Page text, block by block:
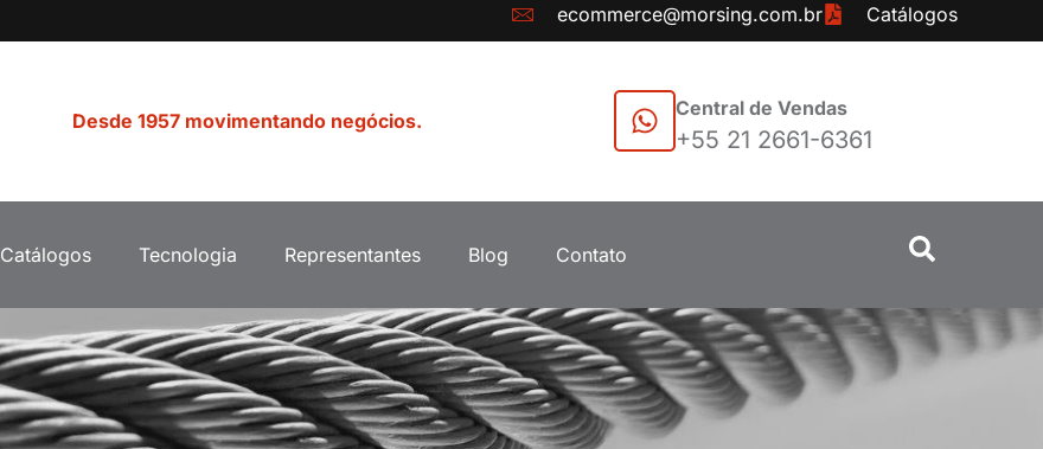
ecommerce@morsing.com.br Catálogos
Desde 1957 movimentando negócios.
Central de Vendas
+55 21 2661-6361
Catálogos Tecnologia Representantes Blog Contato